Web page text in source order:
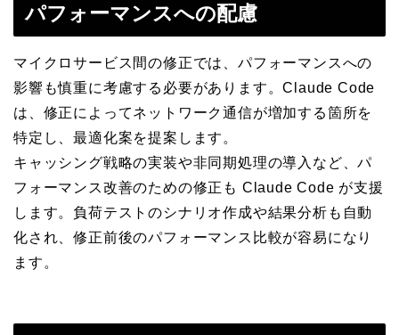
パフォーマンスへの配慮
マイクロサービス間の修正では、パフォーマンスへの
影響も慎重に考慮する必要があります。Claude Code
は、修正によってネットワーク通信が増加する箇所を
特定し、最適化案を提案します。
キャッシング戦略の実装や非同期処理の導入など、パ
フォーマンス改善のための修正も Claude Code が支援
します。負荷テストのシナリオ作成や結果分析も自動
化され、修正前後のパフォーマンス比較が容易になり
ます。